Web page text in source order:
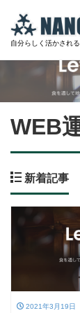
自分らしく活かされ
WEB
新着記事
2021年3月19日